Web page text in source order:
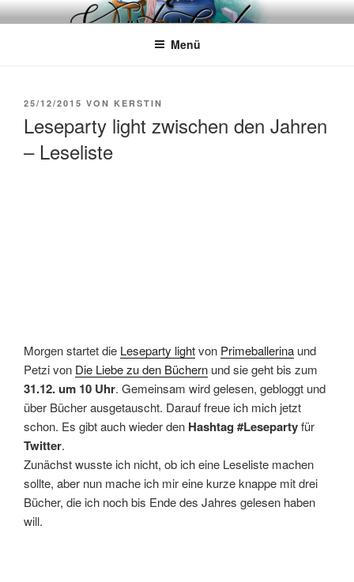
Zum
InhaltWÖRTERKATZE
Von Büchern erzählen
Menü
VERÖFFENTLICHT
25/12/2015 VON KERSTIN
Leseparty light zwischen den Jahren
– Leseliste
Morgen startet die Leseparty lightvon Primeballerina und
Petzi von Die Liebe zu den Büchern und sie geht bis zum
31.12. um 10 Uhr. Gemeinsam wird gelesen, gebloggt und
über Bücher ausgetauscht. Darauf freue ich mich jetzt
schon. Es gibt auch wieder den Hashtag #Lesepartyfür
Twitter.
Zunächst wusste ich nicht, ob ich eine Leseliste machen
sollte, aber nun mache ich mir eine kurze knappe mit drei
Bücher, die ich noch bis Ende des Jahres gelesen haben
will.